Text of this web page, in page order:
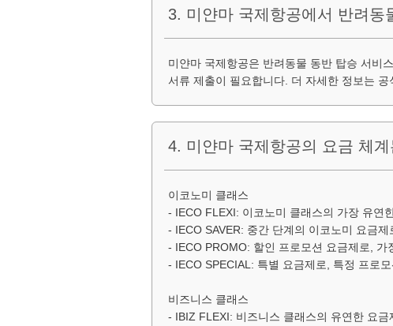
3. 미얀마 국제항공에서 반려
미얀마 국제항공은 반려동물 동반 탑승 서비
서류 제출이 필요합니다. 더 자세한 정보는 공
4. 미얀마 국제항공의 요금 체
이코노미 클래스
- IECO FLEXI: 이코노미 클래스의 가장 유연
- IECO SAVER: 중간 단계의 이코노미 요금
- IECO PROMO: 할인 프로모션 요금제로, 가
- IECO SPECIAL: 특별 요금제로, 특정 프로
비즈니스 클래스
- IBIZ FLEXI: 비즈니스 클래스의 유연한 요